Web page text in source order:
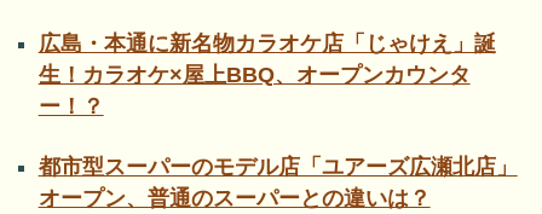
広島・本通に新名物カラオケ店「じゃけえ」誕
生！カラオケ×屋上BBQ、オープンカウンタ
ー！？
都市型スーパーのモデル店「ユアーズ広瀬北店」
オープン、普通のスーパーとの違いは？